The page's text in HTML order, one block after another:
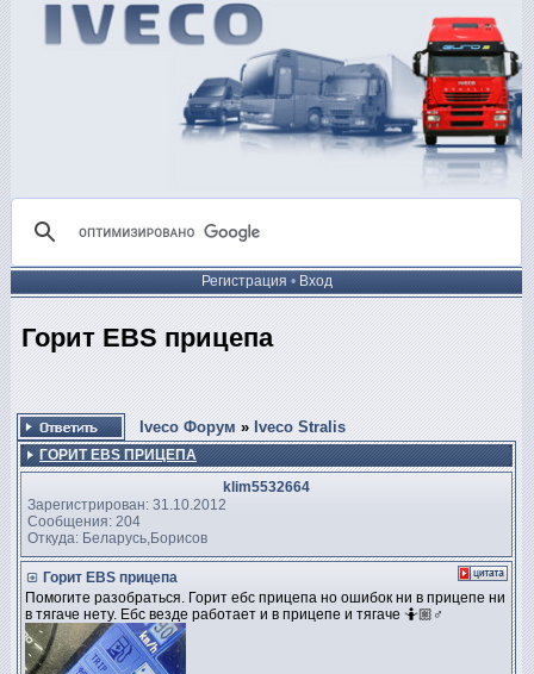
Регистрация • Вход
Горит EBS прицепа
Iveco Форум » Iveco Stralis
ГОРИТ EBS ПРИЦЕПА
klim5532664
Зарегистрирован: 31.10.2012
Сообщения: 204
Откуда: Беларусь,Борисов
Горит EBS прицепа
Помогите разобраться. Горит ебс прицепа но ошибок ни в прицепе ни
в тягаче нету. Ебс везде работает и в прицепе и тягаче 🤷🏼♂